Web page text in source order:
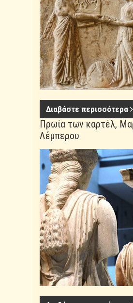
Διαβάστε περισσότερα
Πρωία των καρτέλ,
Λέμπερου